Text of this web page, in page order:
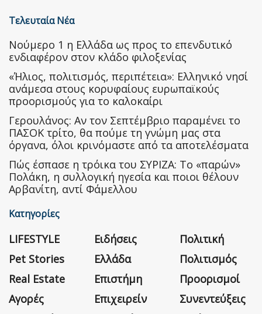
Τελευταία Νέα
Nούμερο 1 η Ελλάδα ως προς το επενδυτικό
ενδιαφέρον στον κλάδο φιλοξενίας
«Ήλιος, πολιτισμός, περιπέτεια»: Ελληνικό νησί
ανάμεσα στους κορυφαίους ευρωπαϊκούς
προορισμούς για το καλοκαίρι
Γερουλάνος: Αν τον Σεπτέμβριο παραμένει το
ΠΑΣΟΚ τρίτο, θα πούμε τη γνώμη μας στα
όργανα, όλοι κρινόμαστε από τα αποτελέσματα
Πώς έσπασε η τρόικα του ΣΥΡΙΖΑ: Το «παρών»
Πολάκη, η συλλογική ηγεσία και ποιοι θέλουν
Αρβανίτη, αντί Φάμελλου
Κατηγορίες
LIFESTYLE
Pet Stories
Real Estate
Αγορές
Ειδήσεις
Ελλάδα
Επιστήμη
Επιχειρείν
Πολιτική
Πολιτισμός
Προορισμοί
Συνεντεύξεις